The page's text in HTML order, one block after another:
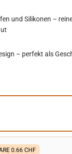
und Silikonen –
– perfekt als
0.66 CHF